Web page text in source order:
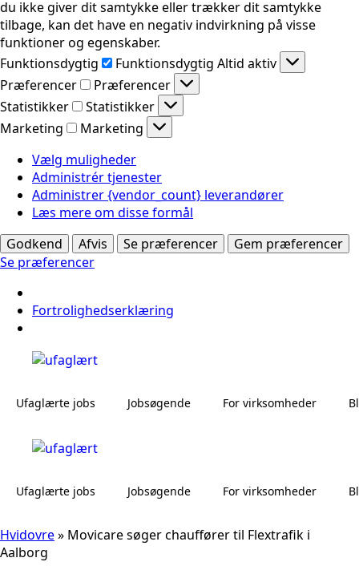
du ikke giver dit samtykke eller trækker dit samtykke
tilbage, kan det have en negativ indvirkning på visse
funktioner og egenskaber.
Funktionsdygtig
Funktionsdygtig Altid aktiv
Præferencer
Præferencer
Statistikker
Statistikker
Marketing
Marketing
Vælg muligheder
Administrér tjenester
Administrer {vendor_count} leverandører
Læs mere om disse formål
Godkend
Afvis Se præferencer
Gem præferencer
Se præferencer
Fortrolighedserklæring
Ufaglærte jobs Jobsøgende For virksomheder
Ufaglærte jobs Jobsøgende For virksomheder
Hvidovre» Movicare søger chauffører til Flextrafik i
Aalborg